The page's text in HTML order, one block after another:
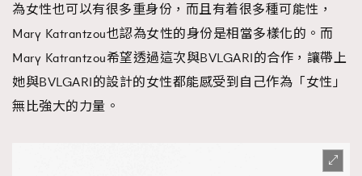
為女性也可以有很多重身份，而且有着很多種可能性，
Mary Katrantzou也認為女性的身份是相當多樣化的。而
Mary Katrantzou希望透過這次與BVLGARI的合作，讓帶上
她與BVLGARI的設計的女性都能感受到自己作為「女性」
無比強大的力量。